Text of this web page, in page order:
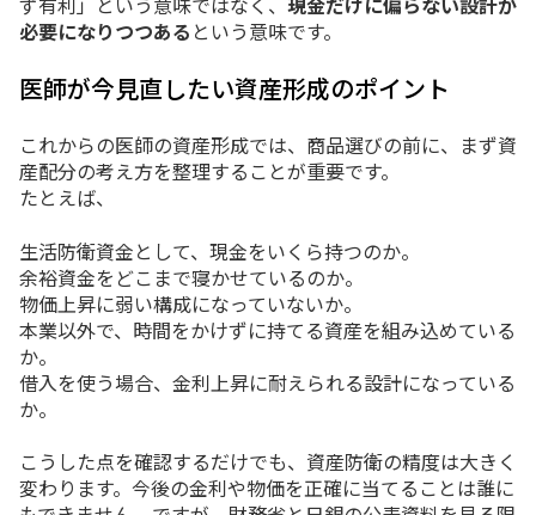
必要になりつつある という意味です。
医師が今見直したい資産形成のポイント
これからの医師の資産形成では、商品選びの前に、まず資
産配分の考え方を整理することが重要です。
たとえば、
生活防衛資金として、現金をいくら持つのか。
余裕資金をどこまで寝かせているのか。
物価上昇に弱い構成になっていないか。
本業以外で、時間をかけずに持てる資産を組み込めている
か。
借入を使う場合、金利上昇に耐えられる設計になっている
か。
こうした点を確認するだけでも、資産防衛の精度は大きく
変わります。今後の金利や物価を正確に当てることは誰に